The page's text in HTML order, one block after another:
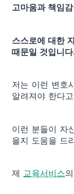
고마움과 책임
스스로에 대한
때문일 것입니
저는 이런 변호
알려져야 한다
이런 분들이 자
을지 도움을 드
제 교육서비스